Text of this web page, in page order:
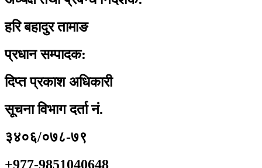
हरि बहादुर तामाङ
प्रधान सम्पादक:
दिप्त प्रकाश अधिकारी
सूचना विभाग दर्ता नं.
३४०६/०७८-७९
+977-9851040648